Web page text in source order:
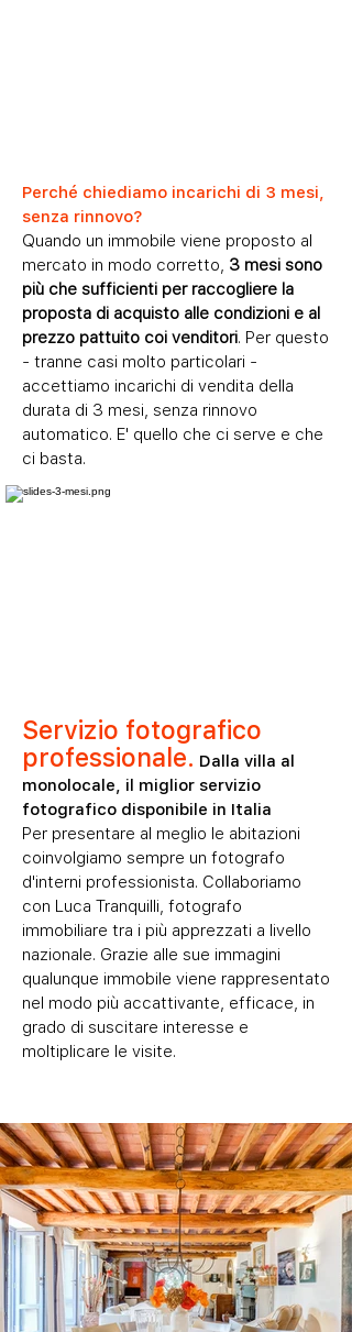
Perché chiediamo incarichi di 3 mesi,
senza rinnovo?
Quando un immobile viene proposto al
mercato in modo corretto, 3 mesi sono
più che sufficienti per raccogliere la
proposta di acquisto alle condizioni e al
prezzo pattuito coi venditori. Per questo
- tranne casi molto particolari -
accettiamo incarichi di vendita della
durata di 3 mesi, senza rinnovo
automatico. E' quello che ci serve e che
ci basta.
Servizio fotografico
professionale. Dalla villa al
monolocale, il miglior servizio
fotografico disponibile in Italia
Per presentare al meglio le abitazioni
coinvolgiamo sempre un fotografo
d'interni professionista. Collaboriamo
con Luca Tranquilli, fotografo
immobiliare tra i più apprezzati a livello
nazionale. Grazie alle sue immagini
qualunque immobile viene rappresentato
nel modo più accattivante, efficace, in
grado di suscitare interesse e
moltiplicare le visite.